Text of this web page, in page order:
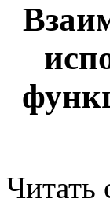
Читать